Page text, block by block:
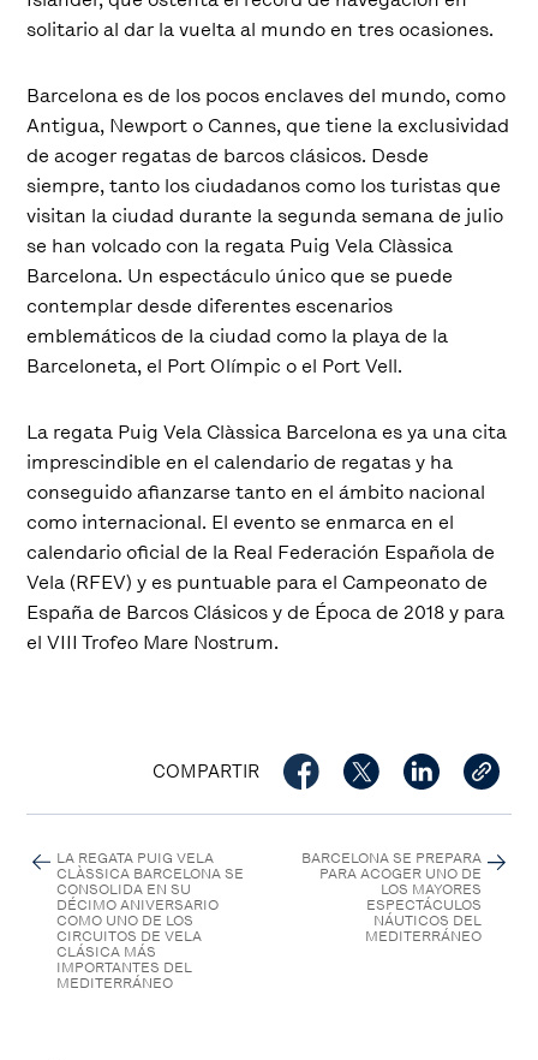
solitario al dar la vuelta al mundo en tres ocasiones.
Barcelona es de los pocos enclaves del mundo, como
Antigua, Newport o Cannes, que tiene la exclusividad
de acoger regatas de barcos clásicos. Desde
siempre, tanto los ciudadanos como los turistas que
visitan la ciudad durante la segunda semana de julio
se han volcado con la regata Puig Vela Clàssica
Barcelona. Un espectáculo único que se puede
contemplar desde diferentes escenarios
emblemáticos de la ciudad como la playa de la
Barceloneta, el Port Olímpic o el Port Vell.
La regata Puig Vela Clàssica Barcelona es ya una cita
imprescindible en el calendario de regatas y ha
conseguido afianzarse tanto en el ámbito nacional
como internacional. El evento se enmarca en el
calendario oficial de la Real Federación Española de
Vela (RFEV) y es puntuable para el Campeonato de
España de Barcos Clásicos y de Época de 2018 y para
el VIII Trofeo Mare Nostrum.
COMPARTIR
LA REGATA PUIG VELA
CLÀSSICA BARCELONA SE
CONSOLIDA EN SU
DÉCIMO ANIVERSARIO
COMO UNO DE LOS
CIRCUITOS DE VELA
CLÁSICA MÁS
IMPORTANTES DEL
MEDITERRÁNEO
BARCELONA SE PREPARA
PARA ACOGER UNO DE
LOS MAYORES
ESPECTÁCULOS
NÁUTICOS DEL
MEDITERRÁNEO